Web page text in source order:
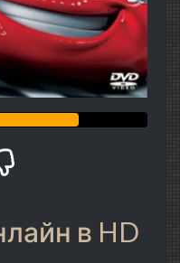
в HD